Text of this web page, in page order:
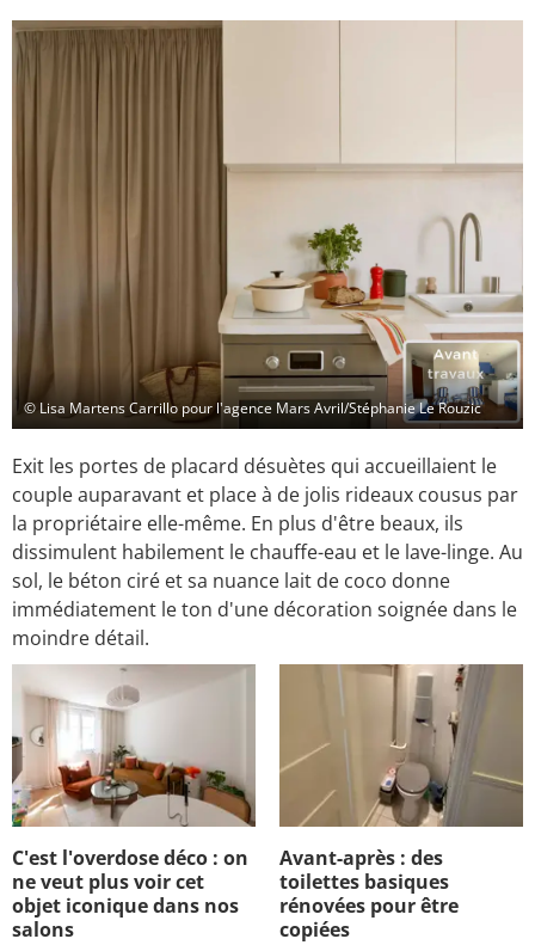
© Lisa Martens Carrillo pour l'agence Mars Avril/Stéphanie Le Rouzic
Exit les portes de placard désuètes qui accueillaient le
couple auparavant et place à de jolis rideaux cousus par
la propriétaire elle-même. En plus d'être beaux, ils
dissimulent habilement le chauffe-eau et le lave-linge. Au
sol, le béton ciré et sa nuance lait de coco donne
immédiatement le ton d'une décoration soignée dans le
moindre détail.
C'est l'overdose déco : on
ne veut plus voir cet
objet iconique dans nos
salons
Avant-après : des
toilettes basiques
rénovées pour être
copiées